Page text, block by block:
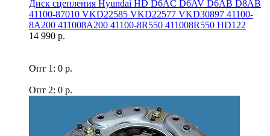
Диск сцепления Hyundai HD D6AC D6AV D6AB D8AB
41100-87010 VKD22585 VKD22577 VKD30897 41100-
8A200 411008A200 41100-8R550 411008R550 HD122
14 990 р.
Опт 1: 0 р.
Опт 2: 0 р.